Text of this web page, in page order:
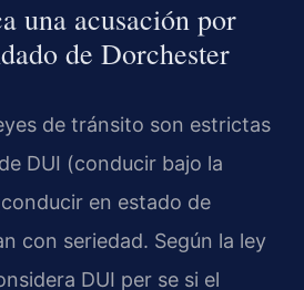
una acusación por
de Dorchester
de tránsito son estrictas
DUI (conducir bajo la
en estado de
con seriedad. Según la ley
DUI per se si el